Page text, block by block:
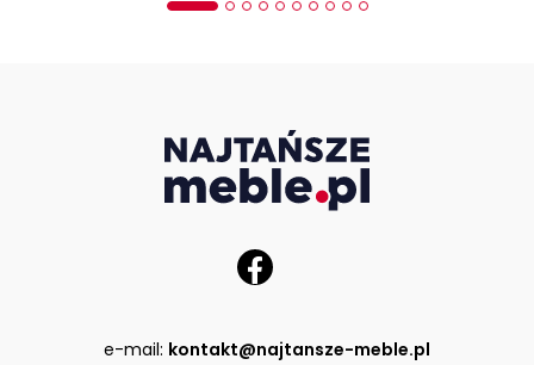
e-mail: kontakt@najtansze-meble.pl